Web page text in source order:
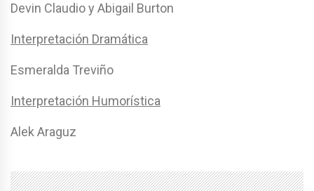
Devin Claudio y Abigail Burton
Interpretación Dramática
Esmeralda Treviño
Interpretación Humorística
Alek Araguz